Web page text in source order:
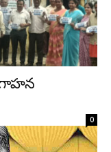
0